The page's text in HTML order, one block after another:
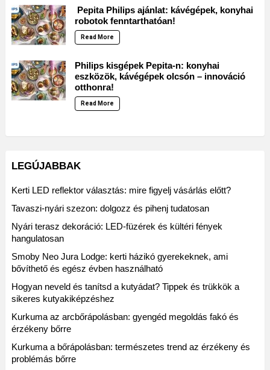
Pepita Philips ajánlat: kávégépek, konyhai
robotok fenntarthatóan!
Read More
Philips kisgépek Pepita-n: konyhai
eszközök, kávégépek olcsón – innováció
otthonra!
Read More
LEGÚJABBAK
Kerti LED reflektor választás: mire figyelj vásárlás előtt?
Tavaszi-nyári szezon: dolgozz és pihenj tudatosan
Nyári terasz dekoráció: LED-füzérek és kültéri fények
hangulatosan
Smoby Neo Jura Lodge: kerti házikó gyerekeknek, ami
bővíthető és egész évben használható
Hogyan neveld és tanítsd a kutyádat? Tippek és trükkök a
sikeres kutyakiképzéshez
Kurkuma az arcbőrápolásban: gyengéd megoldás fakó és
érzékeny bőrre
Kurkuma a bőrápolásban: természetes trend az érzékeny és
problémás bőrre